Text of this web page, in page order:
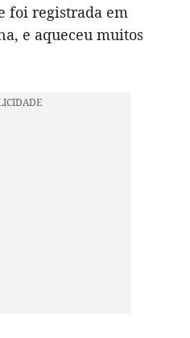
foi registrada em
e aqueceu muitos